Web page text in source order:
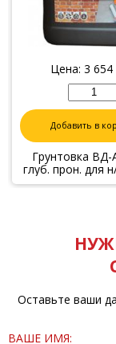
Цена: 3 654
Добавить в
Грунтовка ВД-
глуб. прон. для
30 кг
Оставьте ваши
ВАШЕ ИМЯ: